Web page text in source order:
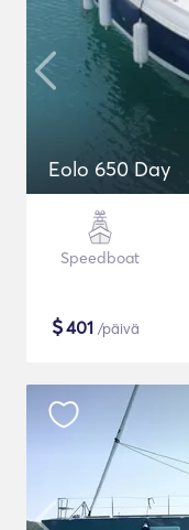
Eolo 650 Day
Speedboat
$401 /päivä